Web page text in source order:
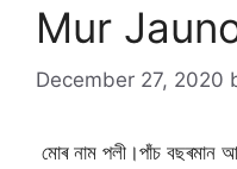
Mur
December 27, 2020
মোৰ নাম পলী।পাঁচ বছৰমান